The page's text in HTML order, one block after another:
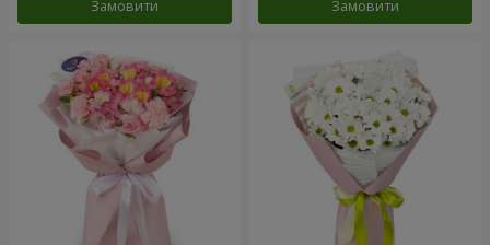
Замовити Замовити